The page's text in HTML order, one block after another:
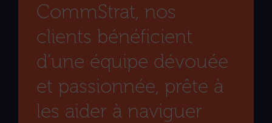
CommStrat, nos
clients bénéficient
d’une équipe dévouée
et passionnée, prête à
les aider à naviguer